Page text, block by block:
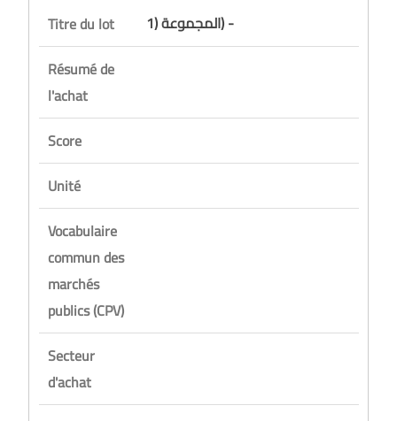
Titre du lot
المجموعة (1) -
Résumé de
l'achat
Score
Unité
Vocabulaire
commun des
marchés
publics (CPV)
Secteur
d'achat